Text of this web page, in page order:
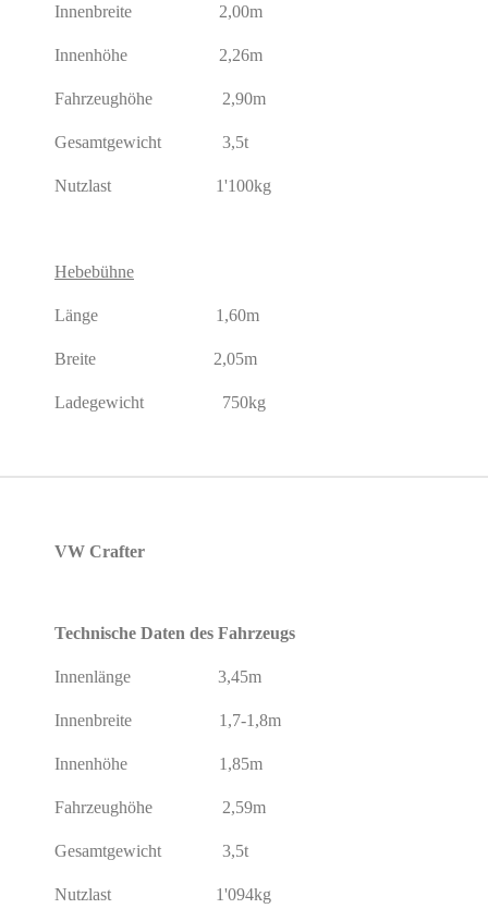
Innenbreite 2,00m
Innenhöhe 2,26m
Fahrzeughöhe 2,90m
Gesamtgewicht 3,5t
Nutzlast 1'100kg
Hebebühne
Länge 1,60m
Breite 2,05m
Ladegewicht 750kg
VW Crafter
Technische Daten des Fahrzeugs
Innenlänge 3,45m
Innenbreite 1,7-1,8m
Innenhöhe 1,85m
Fahrzeughöhe 2,59m
Gesamtgewicht 3,5t
Nutzlast 1'094kg